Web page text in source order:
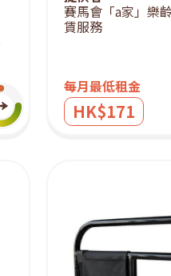
賽馬會「a家」樂
賃服務
每月最低租金
HK$171